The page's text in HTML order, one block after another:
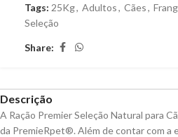
Tags: 25Kg, Adultos, Cães,
Seleção
Share:
Descrição
A Ração Premier Seleção Natural para
da PremieRpet®. Além de contar com a